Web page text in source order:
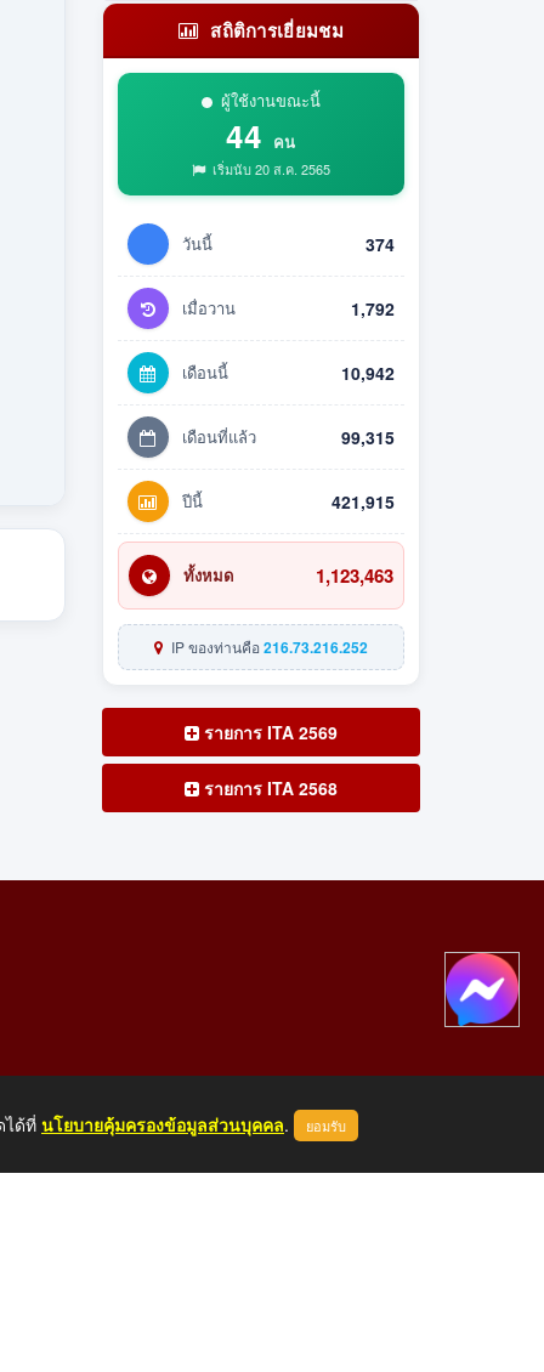
สถิติการเยี่ยมชม
ผู้ใช้งานขณะนี้
44 คน
เริ่มนับ 20 ส.ค. 2565
วันนี้ 374
เมื่อวาน 1,792
เดือนนี้ 10,942
เดือนที่แล้ว 99,315
ปีนี้ 421,915
ทั้งหมด 1,123,463
IP ของท่านคือ216.73.216.252
รายการ ITA 2569
รายการ ITA 2568
ได้ที่ นโยบายคุ้มครองข้อมูลส่วนบุคคล. ยอมรับ